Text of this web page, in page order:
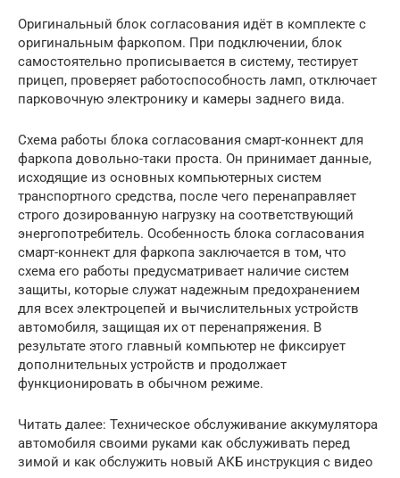
Оригинальный блок согласования идёт в комплекте с
оригинальным фаркопом. При подключении, блок
самостоятельно прописывается в систему, тестирует
прицеп, проверяет работоспособность ламп, отключает
парковочную электронику и камеры заднего вида.
Схема работы блока согласования смарт-коннект для
фаркопа довольно-таки проста. Он принимает данные,
исходящие из основных компьютерных систем
транспортного средства, после чего перенаправляет
строго дозированную нагрузку на соответствующий
энергопотребитель. Особенность блока согласования
смарт-коннект для фаркопа заключается в том, что
схема его работы предусматривает наличие систем
защиты, которые служат надежным предохранением
для всех электроцепей и вычислительных устройств
автомобиля, защищая их от перенапряжения. В
результате этого главный компьютер не фиксирует
дополнительных устройств и продолжает
функционировать в обычном режиме.
Читать далее: Техническое обслуживание аккумулятора
автомобиля своими руками как обслуживать перед
зимой и как обслужить новый АКБ инструкция с видео